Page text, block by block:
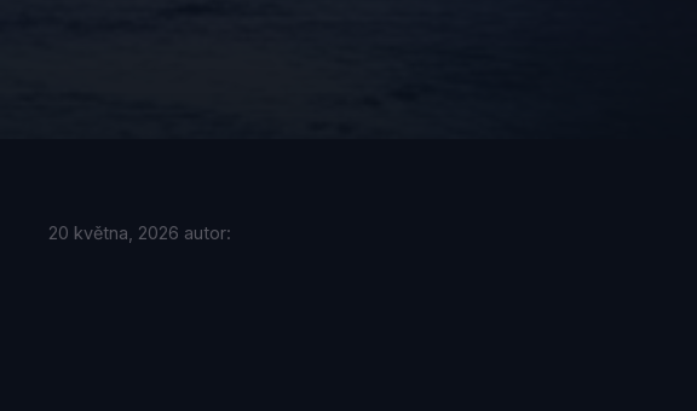
20 května, 2026 autor: